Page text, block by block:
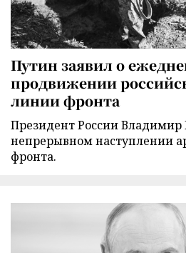
Путин заявил о
продвижении
линии фронта
Президент России
непрерывном наступлении
фронта.